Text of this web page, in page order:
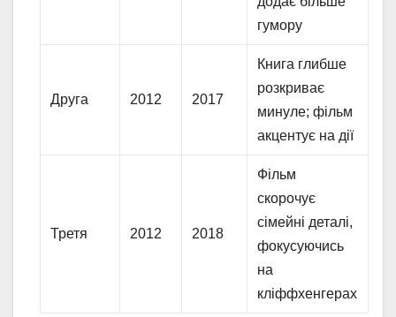
гумору
Друга 2012 2017
Книга глибше
розкриває
минуле; фільм
акцентує на дії
Третя 2012 2018
Фільм
скорочує
сімейні деталі,
фокусуючись
на
кліффхенгерах